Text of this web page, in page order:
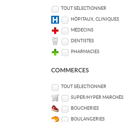
TOUT SÉLECTIONNER
HÔPITAUX, CLINIQUES
MÉDECINS
DENTISTES
PHARMACIES
COMMERCES
TOUT SÉLECTIONNER
SUPER/HYPER MARCHÉS
BOUCHERIES
BOULANGERIES